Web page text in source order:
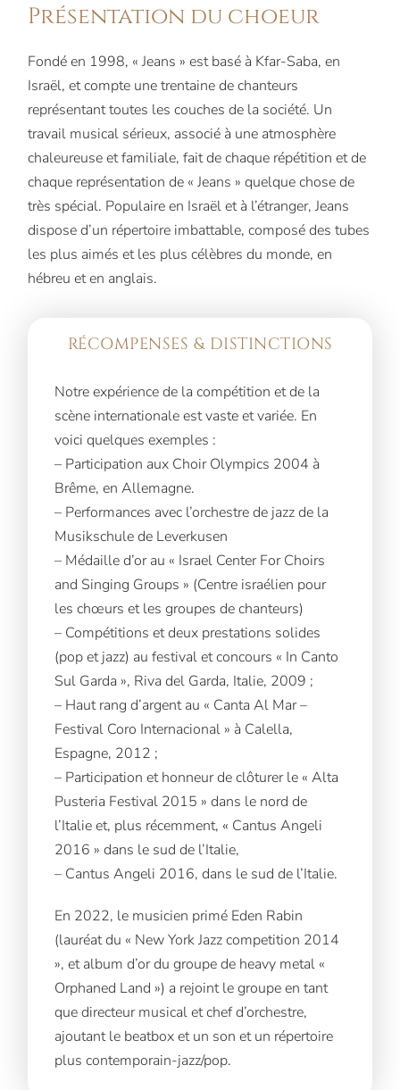
Présentation du choeur
Fondé en 1998, « Jeans » est basé à Kfar-Saba, en
Israël, et compte une trentaine de chanteurs
représentant toutes les couches de la société. Un
travail musical sérieux, associé à une atmosphère
chaleureuse et familiale, fait de chaque répétition et de
chaque représentation de « Jeans » quelque chose de
très spécial. Populaire en Israël et à l’étranger, Jeans
dispose d’un répertoire imbattable, composé des tubes
les plus aimés et les plus célèbres du monde, en
hébreu et en anglais.
RÉCOMPENSES & DISTINCTIONS
Notre expérience de la compétition et de la
scène internationale est vaste et variée. En
voici quelques exemples :
– Participation aux Choir Olympics 2004 à
Brême, en Allemagne.
– Performances avec l’orchestre de jazz de la
Musikschule de Leverkusen
– Médaille d’or au « Israel Center For Choirs
and Singing Groups » (Centre israélien pour
les chœurs et les groupes de chanteurs)
– Compétitions et deux prestations solides
(pop et jazz) au festival et concours « In Canto
Sul Garda », Riva del Garda, Italie, 2009 ;
– Haut rang d’argent au « Canta Al Mar –
Festival Coro Internacional » à Calella,
Espagne, 2012 ;
– Participation et honneur de clôturer le « Alta
Pusteria Festival 2015 » dans le nord de
l’Italie et, plus récemment, « Cantus Angeli
2016 » dans le sud de l’Italie,
– Cantus Angeli 2016, dans le sud de l’Italie.
En 2022, le musicien primé Eden Rabin
(lauréat du « New York Jazz competition 2014
», et album d’or du groupe de heavy metal «
Orphaned Land ») a rejoint le groupe en tant
que directeur musical et chef d’orchestre,
ajoutant le beatbox et un son et un répertoire
plus contemporain-jazz/pop.